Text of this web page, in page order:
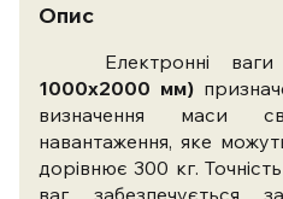
Опис
Електронні ваги
1000x2000 мм)
визначення маси
навантаження, яке
дорівнює 300 кг.
ваг забезпечується